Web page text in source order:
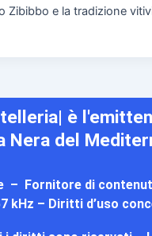
Zibibbo e la tradizione
è
Nera del
– Fornitore di
kHz – Diritti d’uso